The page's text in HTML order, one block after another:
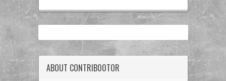
ABOUT CONTRIB00TOR